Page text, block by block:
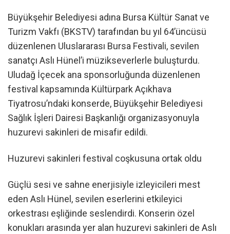
Büyükşehir Belediyesi adına Bursa Kültür Sanat ve
Turizm Vakfı (BKSTV) tarafından bu yıl 64’üncüsü
düzenlenen Uluslararası Bursa Festivali, sevilen
sanatçı Aslı Hünel’i müzikseverlerle buluşturdu.
Uludağ İçecek ana sponsorluğunda düzenlenen
festival kapsamında Kültürpark Açıkhava
Tiyatrosu’ndaki konserde, Büyükşehir Belediyesi
Sağlık İşleri Dairesi Başkanlığı organizasyonuyla
huzurevi sakinleri de misafir edildi.
Huzurevi sakinleri festival coşkusuna ortak oldu
Güçlü sesi ve sahne enerjisiyle izleyicileri mest
eden Aslı Hünel, sevilen eserlerini etkileyici
orkestrası eşliğinde seslendirdi. Konserin özel
konukları arasında yer alan huzurevi sakinleri de Aslı